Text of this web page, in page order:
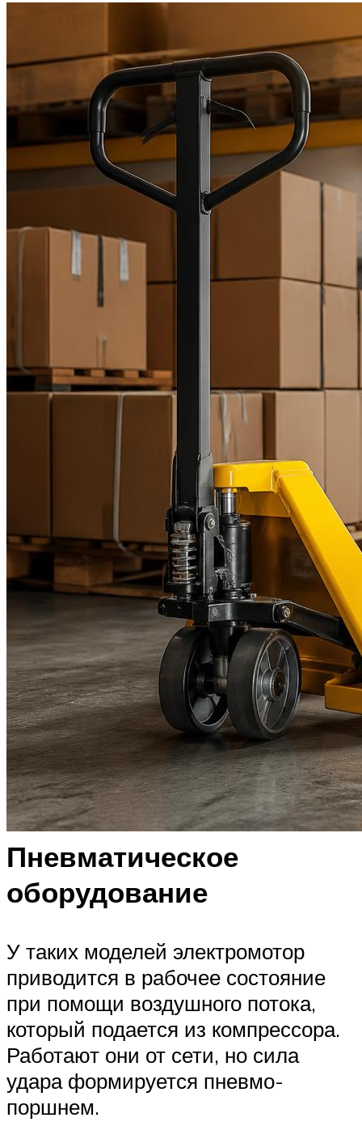
Пневматическое
оборудование
У таких моделей электромотор
приводится в рабочее состояние
при помощи воздушного потока,
который подается из компрессора.
Работают они от сети, но сила
удара формируется пневмо-
поршнем.